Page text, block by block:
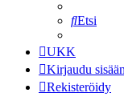
Etsi
UKK
Kirjaudu sisään
Rekisteröidy